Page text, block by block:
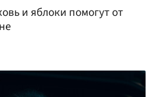
и яблоки помогут от